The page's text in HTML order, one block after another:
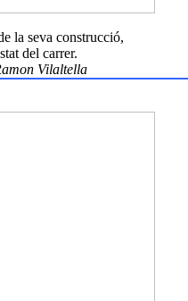
la seva construcció,
del carrer.
Vilaltella